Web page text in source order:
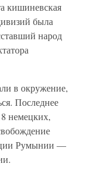
кишиневская
была
народ
в окружение,
Последнее
немецких,
Румынии —